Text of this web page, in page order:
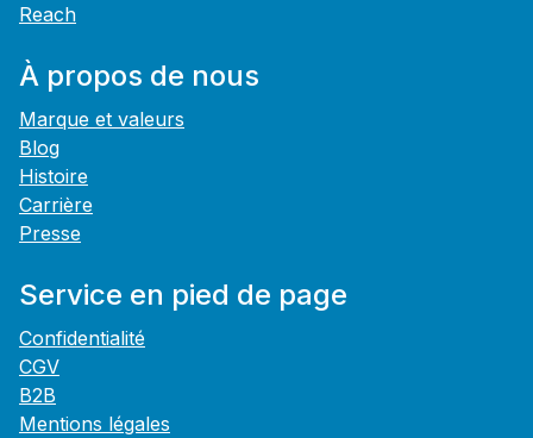
Reach
À propos de nous
Marque et valeurs
Blog
Histoire
Carrière
Presse
Service en pied de page
Confidentialité
CGV
B2B
Mentions légales